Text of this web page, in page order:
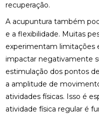
recuperação.
A acupuntura também
e a flexibilidade. Muitas
experimentam limitações
impactar negativamente
estimulação dos pontos
a amplitude de
atividades físicas. Isso é
atividade física regular é
BENEFÍCIOS DA QUIROPRAXIA CERVICAL PARA SUA
SAÚDE
SAÚDE: GUIA
BENEFÍCIOS DA QUIROPRAXIA CERVICAL: UM GUIA
COMPLETO
BENEFÍCIOS DA